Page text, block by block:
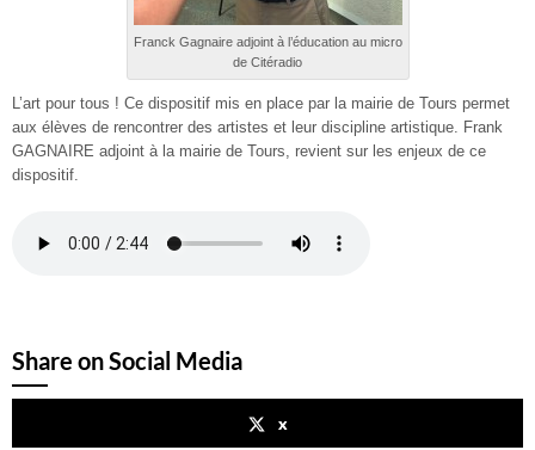
Franck Gagnaire adjoint à l’éducation au micro
de Citéradio
L’art pour tous ! Ce dispositif mis en place par la mairie de Tours permet
aux élèves de rencontrer des artistes et leur discipline artistique. Frank
GAGNAIRE adjoint à la mairie de Tours, revient sur les enjeux de ce
dispositif.
Share on Social Media
x